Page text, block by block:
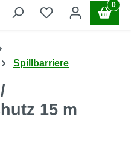
0
Spillbarriere
15 m